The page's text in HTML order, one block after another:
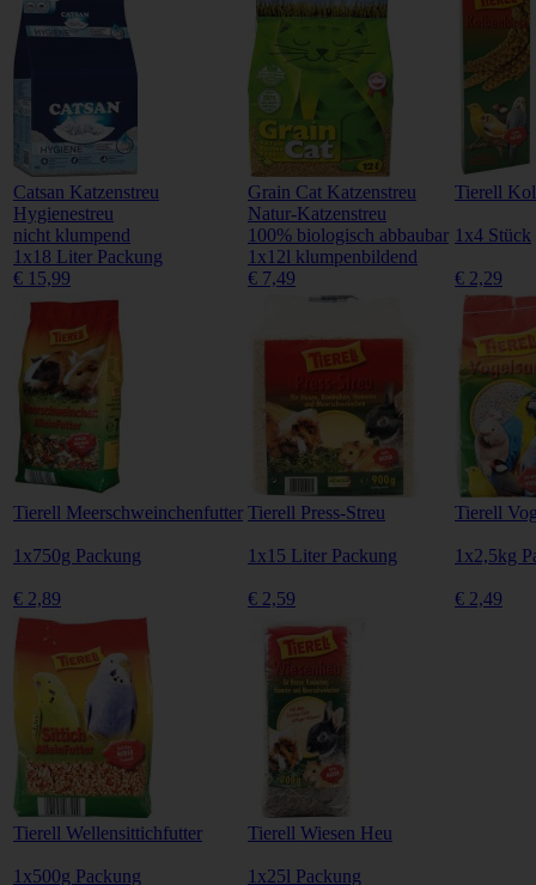
Catsan Katzenstreu
Hygienestreu
nicht klumpend
1x18 Liter Packung
€ 15,99
Grain Cat Katzenstreu
Natur-Katzenstreu
100% biologisch abbaubar
1x12l klumpenbildend
€ 7,49
Tierell
1x4 Stück
€ 2,29
Tierell Meerschweinchenfutter
1x750g Packung
€ 2,89
Tierell Press-Streu
1x15 Liter Packung
€ 2,59
Tierell
1x2,5kg
€ 2,49
Tierell Wellensittichfutter
1x500g Packung
Tierell Wiesen Heu
1x25l Packung